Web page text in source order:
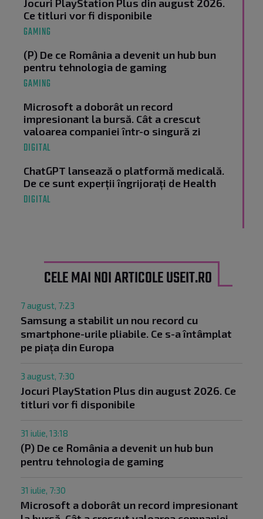
Jocuri PlayStation Plus din august 2026.
Ce titluri vor fi disponibile
GAMING
(P) De ce România a devenit un hub bun
pentru tehnologia de gaming
GAMING
Microsoft a doborât un record
impresionant la bursă. Cât a crescut
valoarea companiei într-o singură zi
DIGITAL
ChatGPT lansează o platformă medicală.
De ce sunt experții îngrijorați de Health
DIGITAL
CELE MAI NOI ARTICOLE USEIT.RO
7 august, 7:23
Samsung a stabilit un nou record cu
smartphone-urile pliabile. Ce s-a întâmplat
pe piața din Europa
3 august, 7:30
Jocuri PlayStation Plus din august 2026. Ce
titluri vor fi disponibile
31 iulie, 13:18
(P) De ce România a devenit un hub bun
pentru tehnologia de gaming
31 iulie, 7:30
Microsoft a doborât un record impresionant